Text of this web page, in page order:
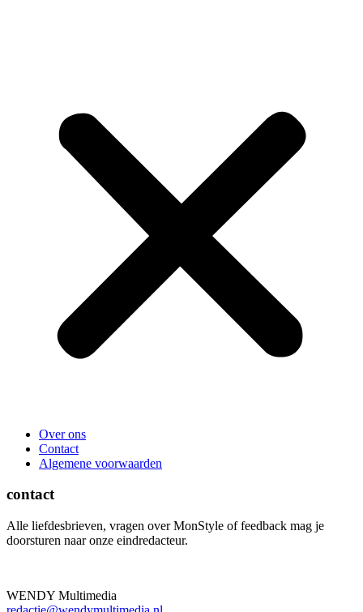
Over ons
Contact
Algemene voorwaarden
contact
Alle liefdesbrieven, vragen over MonStyle of feedback mag je
doorsturen naar onze eindredacteur.
WENDY Multimedia